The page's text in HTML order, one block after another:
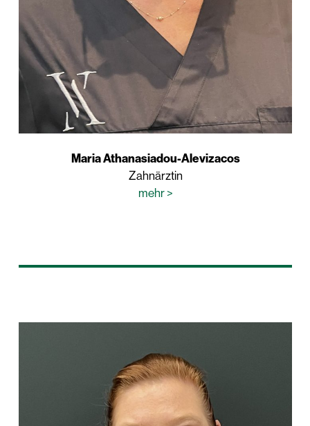
Maria Athanasiadou-Alevizacos
Zahnärztin
mehr >